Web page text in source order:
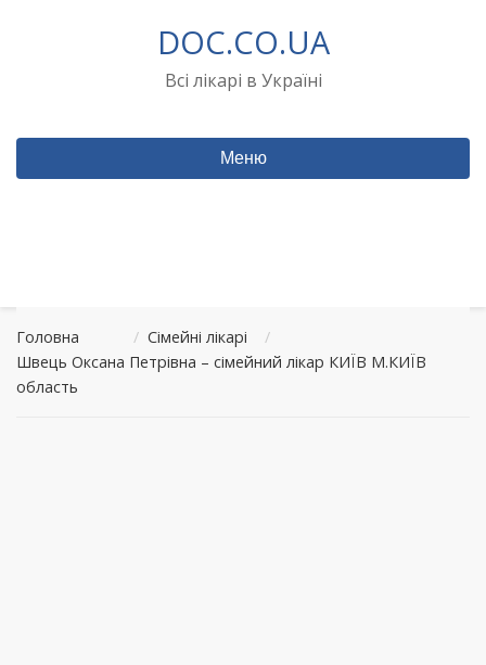
DOC.CO.UA
Всі лікарі в Україні
Меню
Головна / Сімейні лікарі
/
Швець Оксана Петрівна – сімейний лікар КИЇВ М.КИЇВ
область